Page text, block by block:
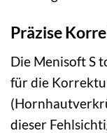
Präzise
Die Menisoft S
für die
dieser